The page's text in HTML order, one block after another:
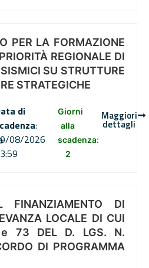
PER LA FORMAZIONE
REGIONALE DI
SU STRUTTURE
STRATEGICHE
di
:
08/2026
Giorni
alla
scadenza:
2
Maggiori
dettagli
DI
LOCALE DI CUI
73 DEL D. LGS. N.
DI PROGRAMMA